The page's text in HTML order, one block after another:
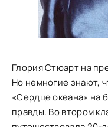
Глория Стюарт на
Но немногие знают,
«Сердце океана» на
правды. Во втором